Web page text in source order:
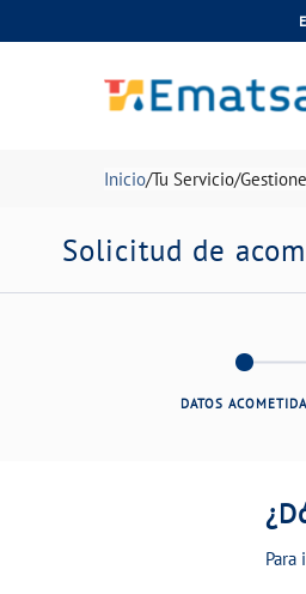
Inicio Tu Servicio
Solicitud de
DATOS ACOMETIDA